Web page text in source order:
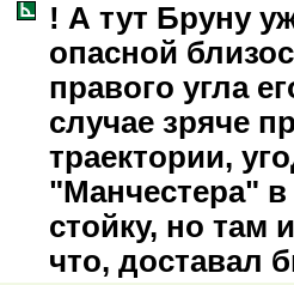
! А тут Бруну
опасной
правого угла
случае зряче
траектории,
"Манчестера"
стойку, но там
что, доставал